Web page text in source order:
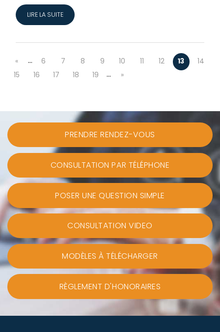
LIRE LA SUITE
« … 6 7 8 9 10 11 12 13
14
15
16 17 18 19 … »
PRENDRE RENDEZ-VOUS
CONSULTATION PAR TÉLÉPHONE
POSER UNE QUESTION SIMPLE
CONSULTATION VIDEO
MODÈLES À TÉLÉCHARGER
RÈGLEMENT D'HONORAIRES